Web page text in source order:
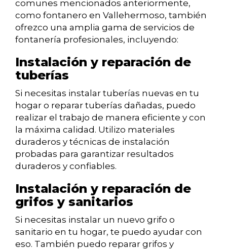
comunes mencionados anteriormente,
como fontanero en Vallehermoso, también
ofrezco una amplia gama de servicios de
fontanería profesionales, incluyendo:
Instalación y reparación de
tuberías
Si necesitas instalar tuberías nuevas en tu
hogar o reparar tuberías dañadas, puedo
realizar el trabajo de manera eficiente y con
la máxima calidad. Utilizo materiales
duraderos y técnicas de instalación
probadas para garantizar resultados
duraderos y confiables.
Instalación y reparación de
grifos y sanitarios
Si necesitas instalar un nuevo grifo o
sanitario en tu hogar, te puedo ayudar con
eso. También puedo reparar grifos y